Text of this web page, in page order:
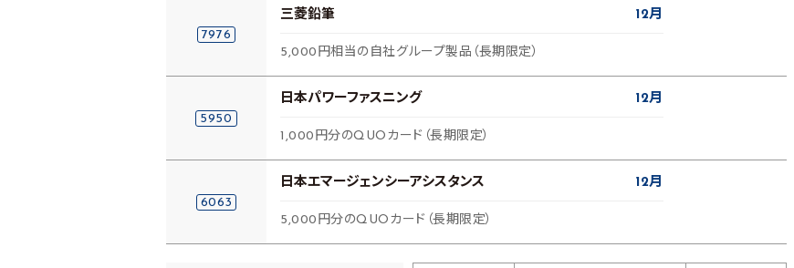
7976
三菱鉛筆 12月
5,000円相当の自社グループ製品（長期限定）
5950
日本パワーファスニング 12月
1,000円分のQUOカード（長期限定）
6063
日本エマージェンシーアシスタンス 12月
5,000円分のQUOカード（長期限定）